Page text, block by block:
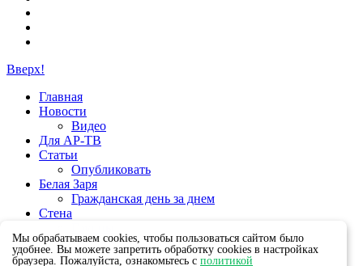
Вверх!
Главная
Новости
Видео
Для АР-ТВ
Статьи
Опубликовать
Белая Заря
Гражданская день за днем
Стена
Мы обрабатываем cookies, чтобы пользоваться сайтом было
удобнее. Вы можете запретить обработку cookies в настройках
браузера. Пожалуйста, ознакомьтесь с политикой